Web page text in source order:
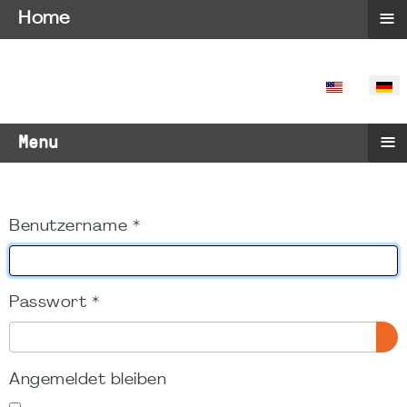
SPRACHE
Menu ≡
Benutzername *
Passwort *
Angemeldet bleiben
Home ≡